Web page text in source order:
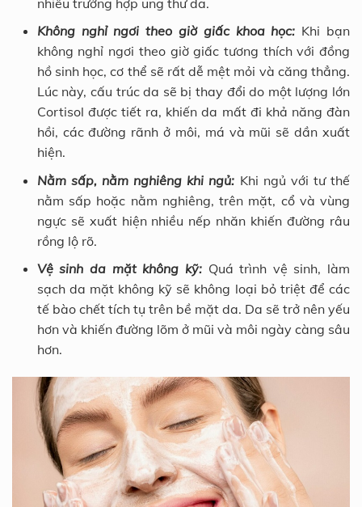
Không nghỉ ngơi theo giờ giấc khoa học: Khi bạn
không nghỉ ngơi theo giờ giấc tương thích với đồng
hồ sinh học, cơ thể sẽ rất dễ mệt mỏi và căng thẳng.
Lúc này, cấu trúc da sẽ bị thay đổi do một lượng lớn
Cortisol được tiết ra, khiến da mất đi khả năng đàn
hồi, các đường rãnh ở môi, má và mũi sẽ dần xuất
hiện.
Nằm sấp, nằm nghiêng khi ngủ: Khi ngủ với tư thế
nằm sấp hoặc nằm nghiêng, trên mặt, cổ và vùng
ngực sẽ xuất hiện nhiều nếp nhăn khiến đường râu
rồng lộ rõ.
Vệ sinh da mặt không kỹ: Quá trình vệ sinh, làm
sạch da mặt không kỹ sẽ không loại bỏ triệt để các
tế bào chết tích tụ trên bề mặt da. Da sẽ trở nên yếu
hơn và khiến đường lõm ở mũi và môi ngày càng sâu
hơn.